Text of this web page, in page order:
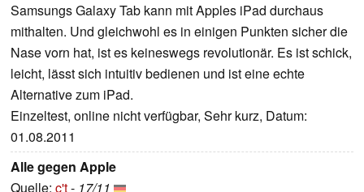
Samsungs Galaxy Tab kann mit Apples iPad durchaus
mithalten. Und gleichwohl es in einigen Punkten sicher die
Nase vorn hat, ist es keineswegs revolutionär. Es ist schick,
leicht, lässt sich intuitiv bedienen und ist eine echte
Alternative zum iPad.
Einzeltest, online nicht verfügbar, Sehr kurz, Datum:
01.08.2011
Alle gegen Apple
Quelle: c't- 17/11